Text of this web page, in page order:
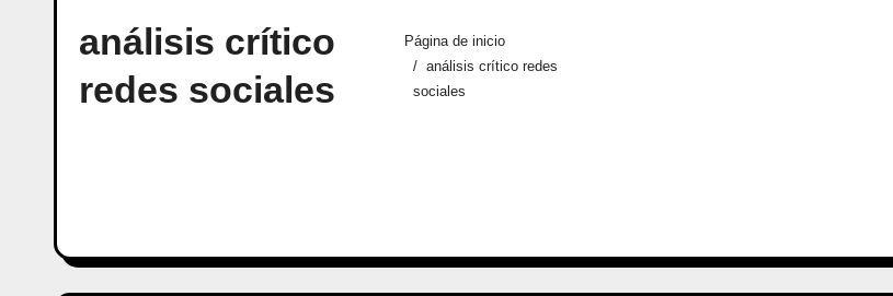
análisis crítico
redes sociales
Página de inicio
análisis crítico redes
sociales